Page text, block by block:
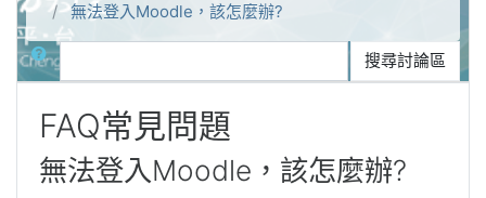
無法登入Moodle，該怎麼辦?
搜尋
搜尋討論區
FAQ常見問題
無法登入Moodle，該怎麼辦?